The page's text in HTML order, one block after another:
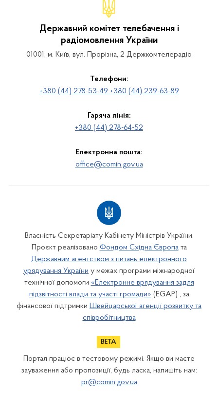
Державний комітет телебачення і
радіомовлення України
01001, м. Київ, вул. Прорізна, 2 Держкомтелерадіо
Телефони:
+380 (44) 278-53-49 +380 (44) 239-63-89
Гаряча лінія:
+380 (44) 278-64-52
Електронна пошта:
office@comin.gov.ua
Власність Секретаріату Кабінету Міністрів України.
Проєкт реалізовано Фондом Східна Європата
Державним агентством з питань електронного
урядування України у межах програми міжнародної
технічної допомоги «Електронне врядування задля
підзвітності влади та участі громади» (EGAP) , за
фінансової підтримки Швейцарської агенції розвитку та
співробітництва
Портал працює в тестовому режимі. Якщо ви маєте
зауваження або пропозиції, будь ласка, напишіть нам:
pr@comin.gov.ua